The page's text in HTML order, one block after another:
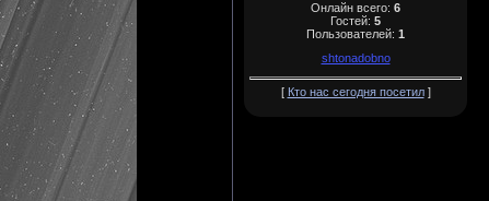
Онлайн всего: 6
Гостей: 5
Пользователей: 1
shtonadobno
[ Кто нас сегодня посетил]